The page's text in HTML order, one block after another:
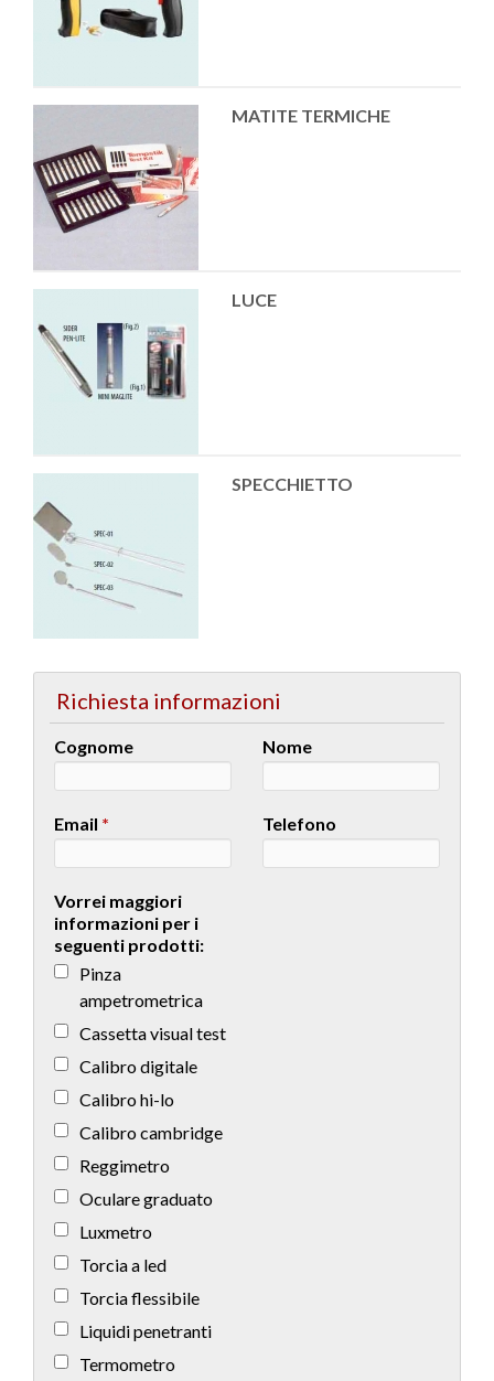
MATITE TERMICHE
LUCE
SPECCHIETTO
Richiesta informazioni
Cognome Nome
Email * Telefono
Vorrei maggiori
informazioni per i
seguenti prodotti:
Pinza
ampetrometrica
Cassetta visual test
Calibro digitale
Calibro hi-lo
Calibro cambridge
Reggimetro
Oculare graduato
Luxmetro
Torcia a led
Torcia flessibile
Liquidi penetranti
Termometro